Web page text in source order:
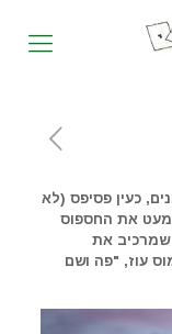
כעין פסיפס (לא
מעט את החספוס
שמרכיב את
עוז, "פה ושם